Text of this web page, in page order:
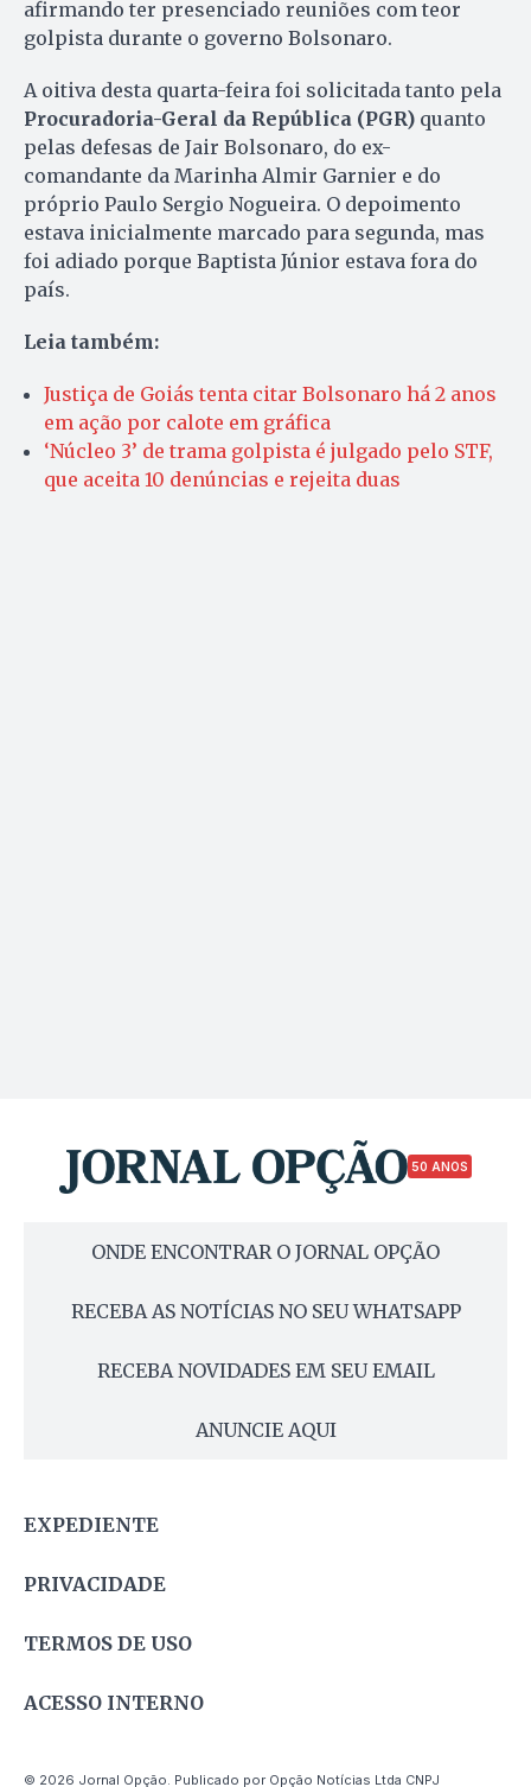
afirmando ter presenciado reuniões com teor
golpista durante o governo Bolsonaro.
A oitiva desta quarta-feira foi solicitada tanto pela
Procuradoria-Geral da República (PGR) quanto
pelas defesas de Jair Bolsonaro, do ex-
comandante da Marinha Almir Garnier e do
próprio Paulo Sergio Nogueira. O depoimento
estava inicialmente marcado para segunda, mas
foi adiado porque Baptista Júnior estava fora do
país.
Leia também:
Justiça de Goiás tenta citar Bolsonaro há 2 anos
em ação por calote em gráfica
‘Núcleo 3’ de trama golpista é julgado pelo STF,
que aceita 10 denúncias e rejeita duas
50 ANOS
ONDE ENCONTRAR O JORNAL OPÇÃO
RECEBA AS NOTÍCIAS NO SEU WHATSAPP
RECEBA NOVIDADES EM SEU EMAIL
ANUNCIE AQUI
EXPEDIENTE
PRIVACIDADE
TERMOS DE USO
ACESSO INTERNO
© 2026 Jornal Opção. Publicado por Opção Notícias Ltda CNPJ